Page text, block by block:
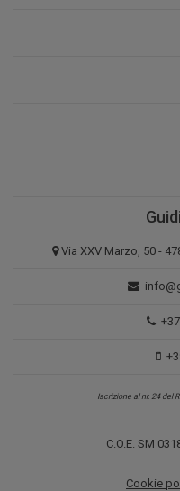
Via XXV Marzo, 50 -
Iscrizione al nr. 24 del
C.O.E. SM
Cookie